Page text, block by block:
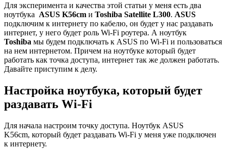
Для эксперимента и качества этой статьи у меня есть два
ноутбука ASUS K56cm и Toshiba Satellite L300. ASUS
подключим к интернету по кабелю, он будет у нас раздавать
интернет, у него будет роль Wi-Fi роутера. А ноутбук
Toshiba мы будем подключать к ASUS по Wi-Fi и пользоваться
на нем интернетом. Причем на ноутбуке который будет
работать как точка доступа, интернет так же должен работать.
Давайте приступим к делу.
Настройка ноутбука, который будет
раздавать Wi-Fi
Для начала настроим точку доступа. Ноутбук ASUS
K56cm, который будет раздавать Wi-Fi у меня уже подключен
к интернету.